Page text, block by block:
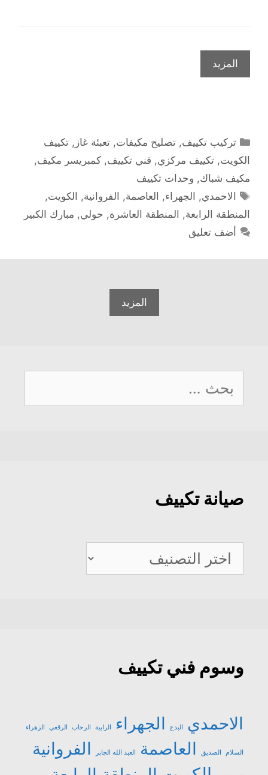
المزيد
التصنيفات
تركيب تكييف,تصليح مكيفات,تعبئة غاز ,تكييف
الكويت, تكييف مركزي, فني تكييف, كمبريسر مكيف,
مكيف شباك, وحدات تكييف
الوسوم
الاحمدي, الجهراء, العاصمة, الفروانية, الكويت,
المنطقة الرابعة, المنطقة العاشرة, حولي, مبارك الكبير
أضف تعليق
المزيد
البحث
عن:
صيانة تكييف
صيانة
تكييف
وسوم فني تكييف
الاحمدي البدع الجهراء الرابية الرحاب الرقعي الزهراء
السلام الصديق العاصمة العبد الله الجابر الفروانية